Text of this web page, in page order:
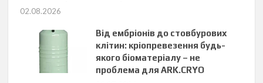
02.08.2026
Від ембріонів до стовбурових
клітин: кріопревезення будь-
якого біоматеріалу – не
проблема для ARK.CRYO